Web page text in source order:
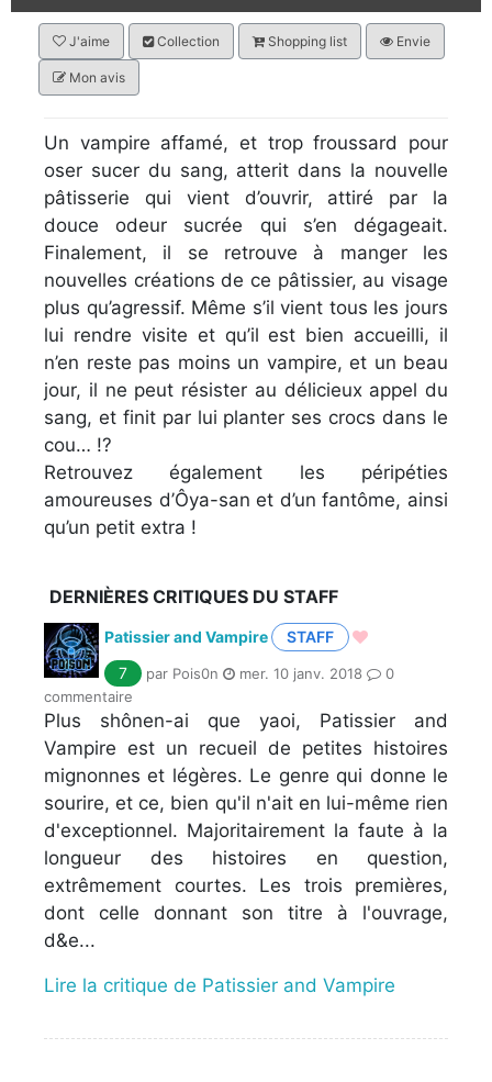
J'aime Collection Shopping list Envie
Mon avis
Un vampire affamé, et trop froussard pour
oser sucer du sang, atterit dans la nouvelle
pâtisserie qui vient d’ouvrir, attiré par la
douce odeur sucrée qui s’en dégageait.
Finalement, il se retrouve à manger les
nouvelles créations de ce pâtissier, au visage
plus qu’agressif. Même s’il vient tous les jours
lui rendre visite et qu’il est bien accueilli, il
n’en reste pas moins un vampire, et un beau
jour, il ne peut résister au délicieux appel du
sang, et finit par lui planter ses crocs dans le
cou… !?
Retrouvez également les péripéties
amoureuses d’Ôya-san et d’un fantôme, ainsi
qu’un petit extra !
DERNIÈRES CRITIQUES DU STAFF
Patissier and Vampire
STAFF
7
par Pois0n mer. 10 janv. 2018
0
commentaire
Plus shônen-ai que yaoi, Patissier and
Vampire est un recueil de petites histoires
mignonnes et légères. Le genre qui donne le
sourire, et ce, bien qu'il n'ait en lui-même rien
d'exceptionnel. Majoritairement la faute à la
longueur des histoires en question,
extrêmement courtes. Les trois premières,
dont celle donnant son titre à l'ouvrage,
d&e...
Lire la critique de Patissier and Vampire